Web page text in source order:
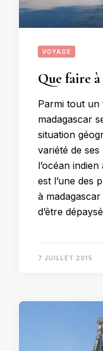
VOYAGE
Que faire à
Parmi tout un
madagascar
situation
variété de ses
l’océan
est l’une des
à
d’être
7 JUILLET 2015